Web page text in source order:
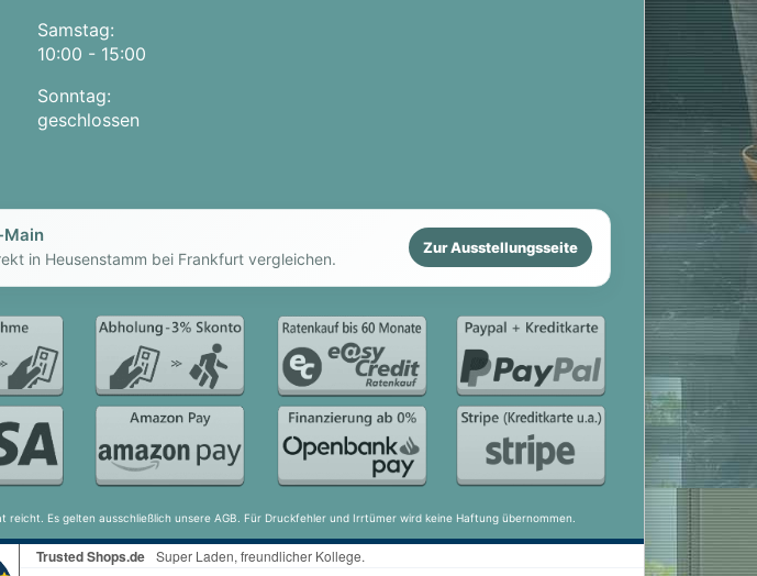
Samstag:
10:00 - 15:00
Sonntag:
geschlossen
Main
in Heusenstamm bei Frankfurt vergleichen.
Zur Ausstellungsseite
Es gelten ausschließlich unsere AGB. Für Druckfehler und Irrtümer wird keine Haftung übernommen.